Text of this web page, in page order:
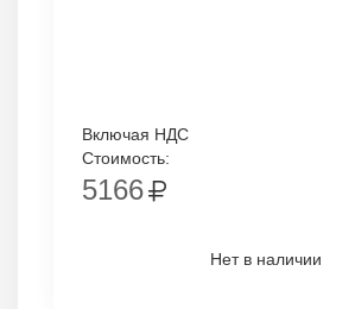
Включая НДС
Стоимость:
5166
Нет в наличии